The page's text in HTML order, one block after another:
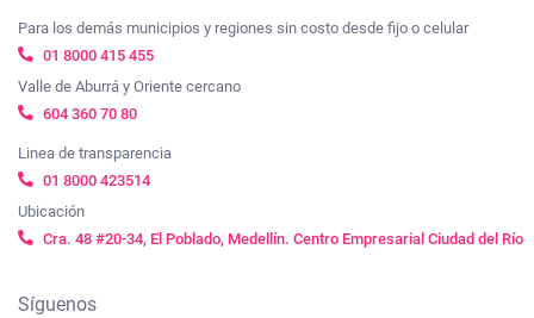
Para los demás municipios y regiones sin costo desde fijo o celular
01 8000 415 455
Valle de Aburrá y Oriente cercano
604 360 70 80
Linea de transparencia
01 8000 423514
Ubicación
Cra. 48 #20-34, El Poblado, Medellín. Centro Empresarial Ciudad del Río
Síguenos